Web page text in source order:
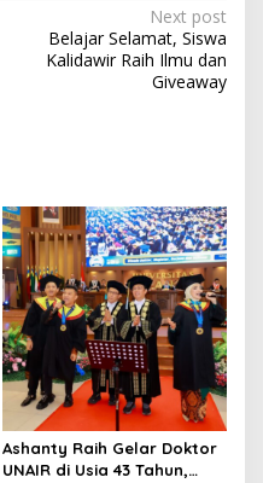
Next post
Belajar Selamat, Siswa
Kalidawir Raih Ilmu dan
Giveaway
Ashanty Raih Gelar Doktor
UNAIR di Usia 43 Tahun,